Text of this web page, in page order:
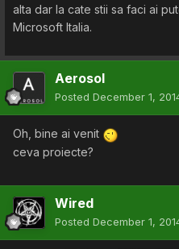
alta dar la cate stii sa faci ai
Microsoft Italia.
Aerosol
Posted December 1,
Oh, bine ai venit
ceva proiecte?
Wired
Posted December 1,